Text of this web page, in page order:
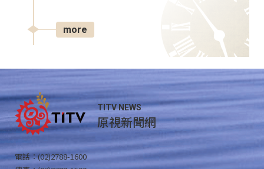
more
TITV NEWS
原視新聞網
電話：(02)2788-1600